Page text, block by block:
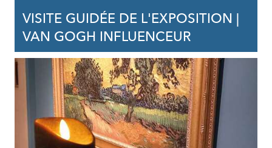
VISITE GUIDÉE DE L'EXPOSITION |
VAN GOGH INFLUENCEUR